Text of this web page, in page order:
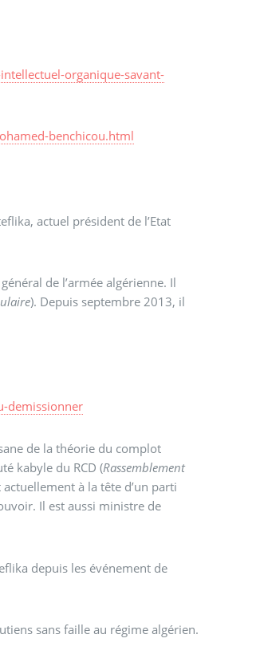
organique-savant-
benchicou.html
actuel président de l’Etat
de l’armée algérienne. Il
). Depuis septembre 2013, il
demissionner
de la théorie du complot
kabyle du RCD (Rassemblement
à la tête d’un parti
Il est aussi ministre de
depuis les événement de
sans faille au régime algérien.